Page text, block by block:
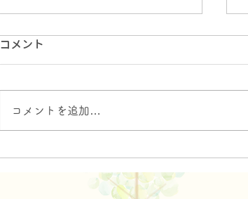
コメント
コメントを追加…